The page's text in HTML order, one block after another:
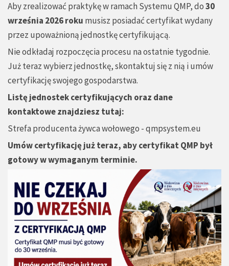
Aby zrealizować praktykę w ramach Systemu QMP, do30
września 2026 roku musisz posiadać certyfikat wydany
przez upoważnioną jednostkę certyfikującą.
Nie odkładaj rozpoczęcia procesu na ostatnie tygodnie.
Już teraz wybierz jednostkę, skontaktuj się z nią i umów
certyfikację swojego gospodarstwa.
Listę jednostek certyfikujących oraz dane
kontaktowe znajdziesz tutaj:
Strefa producenta żywca wołowego - qmpsystem.eu
Umów certyfikację już teraz, aby certyfikat QMP był
gotowy w wymaganym terminie.